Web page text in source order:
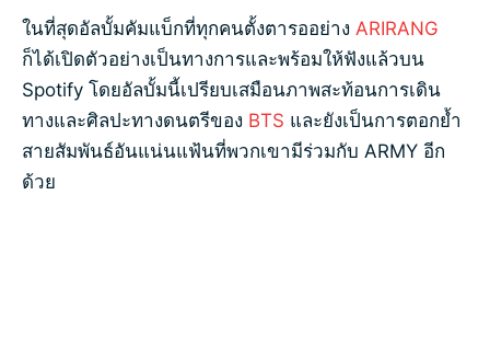
ในที่สุดอัลบั้มคัมแบ็กที่ทุกคนตั้งตารออย่าง ARIRANG
ก็ได้เปิดตัวอย่างเป็นทางการและพร้อมให้ฟังแล้วบน
Spotify โดยอัลบั้มนี้เปรียบเสมือนภาพสะท้อนการเดิน
ทางและศิลปะทางดนตรีของ BTS และยังเป็นการตอกย้ำ
สายสัมพันธ์อันแน่นแฟ้นที่พวกเขามีร่วมกับ ARMY อีก
ด้วย